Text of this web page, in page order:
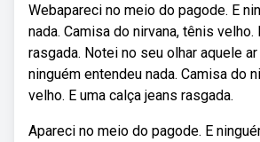
Webapareci no meio do pagode. E
nada. Camisa do nirvana, tênis velho.
rasgada. Notei no seu olhar aquele
ninguém entendeu nada. Camisa do
velho. E uma calça jeans rasgada.
Apareci no meio do pagode. E